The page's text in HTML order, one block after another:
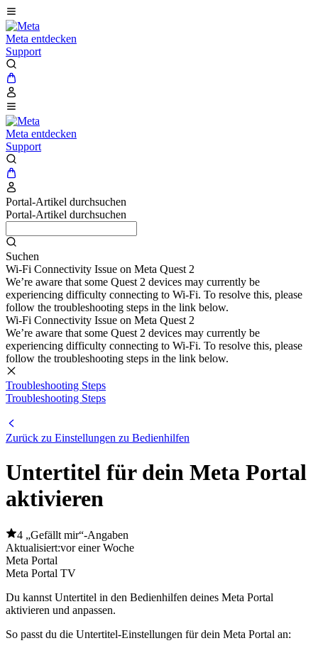
Meta entdecken
Support
Meta entdecken
Support
Portal-Artikel durchsuchen
Portal-Artikel durchsuchen
Suchen
Wi-Fi Connectivity Issue on Meta Quest 2
We’re aware that some Quest 2 devices may currently be
experiencing difficulty connecting to Wi-Fi. To resolve this, please
follow the troubleshooting steps in the link below.
Wi-Fi Connectivity Issue on Meta Quest 2
We’re aware that some Quest 2 devices may currently be
experiencing difficulty connecting to Wi-Fi. To resolve this, please
follow the troubleshooting steps in the link below.
Troubleshooting Steps
Troubleshooting Steps
Zurück zu Einstellungen zu Bedienhilfen
Untertitel für dein Meta Portal
aktivieren
4 „Gefällt mir“-Angaben
Aktualisiert:vor einer Woche
Meta Portal
Meta Portal TV
Du kannst Untertitel in den Bedienhilfen deines Meta Portal
aktivieren und anpassen.
So passt du die Untertitel-Einstellungen für dein Meta Portal an: